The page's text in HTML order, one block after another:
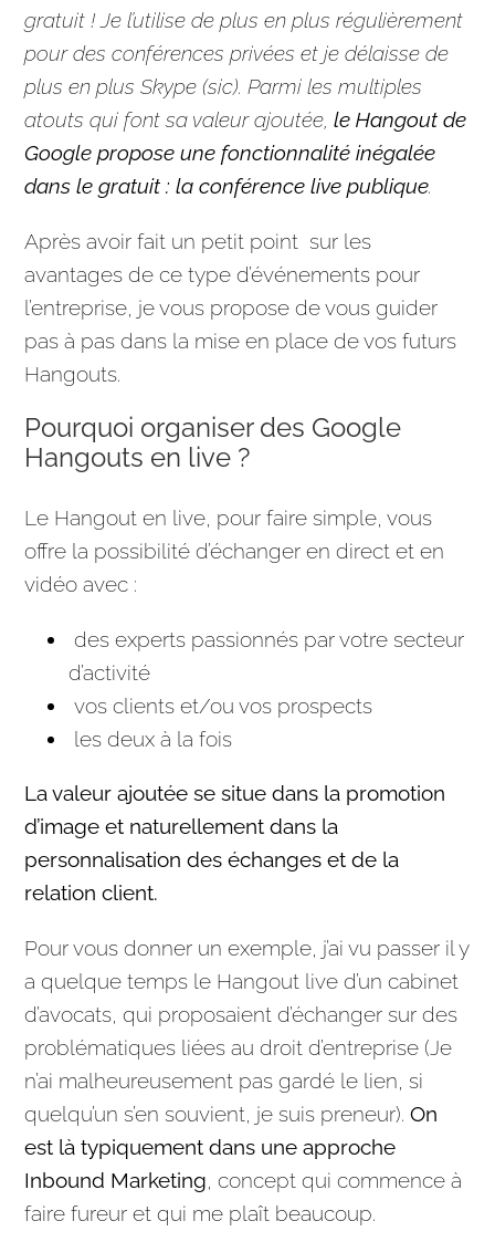
gratuit ! Je l’utilise de plus en plus régulièrement
pour des conférences privées et je délaisse de
plus en plus Skype (sic). Parmi les multiples
atouts qui font sa valeur ajoutée,le Hangout de
Google propose une fonctionnalité inégalée
dans le gratuit : la conférence live publique.
Après avoir fait un petit point sur les
avantages de ce type d’événements pour
l’entreprise , je vous propose de vous guider
pas à pas dans la mise en place de vos futurs
Hangouts.
Pourquoi organiser des Google
Hangouts en live ?
Le Hangout en live, pour faire simple, vous
offre la possibilité d’échangeren direct et en
vidéo avec :
des experts passionnés par votre secteur
d’activité
vos clients et/ou vos prospects
les deux à la fois
La valeur ajoutée se situe dans la promotion
d’image et naturellement dans la
personnalisation des échanges et de la
relation client.
Pour vous donner un exemple, j’ai vu passer il y
a quelque temps le Hangout live d’un cabinet
d’avocats, qui proposaient d’échanger sur des
problématiques liées au droit d’entreprise (Je
n’ai malheureusement pas gardé le lien, si
quelqu’un s’en souvient, je suis preneur).On
est là typiquement dans une approche
Inbound Marketing , concept qui commence à
faire fureur et qui me plaît beaucoup.